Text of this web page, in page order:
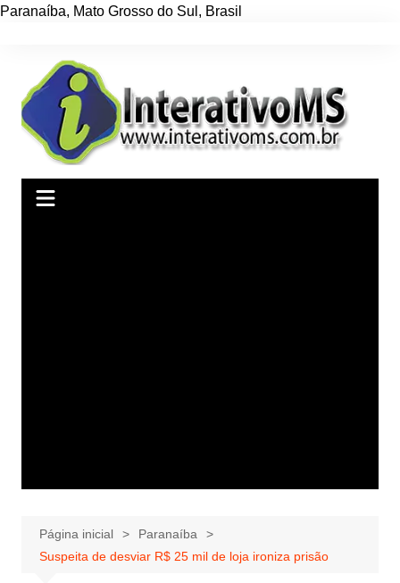
Paranaíba, Mato Grosso do Sul , Brasil
conteúdo
Página inicial
Paranaíba
Suspeita de desviar R$ 25 mil de loja ironiza prisão